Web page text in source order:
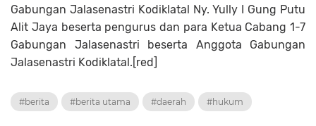
Gabungan Jalasenastri Kodiklatal Ny. Yully I Gung Putu
Alit Jaya beserta pengurus dan para Ketua Cabang 1-7
Gabungan Jalasenastri beserta Anggota Gabungan
Jalasenastri Kodiklatal.[red]
#berita #berita utama #daerah #hukum